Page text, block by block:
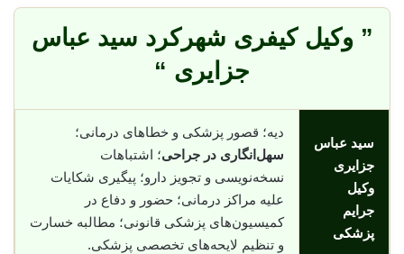
” وکیل کیفری شهرکرد سید عباس
جزایری “
سید عباس
جزایری
وکیل
جرایم
پزشکی
دیه؛ قصور پزشکی و خطاهای درمانی؛
سهل‌انگاری در جراحی؛ اشتباهات
نسخه‌نویسی و تجویز دارو؛ پیگیری شکایات
علیه مراکز درمانی؛ حضور و دفاع در
کمیسیون‌های پزشکی قانونی؛ مطالبه خسارت
و تنظیم لایحه‌های تخصصی پزشکی.